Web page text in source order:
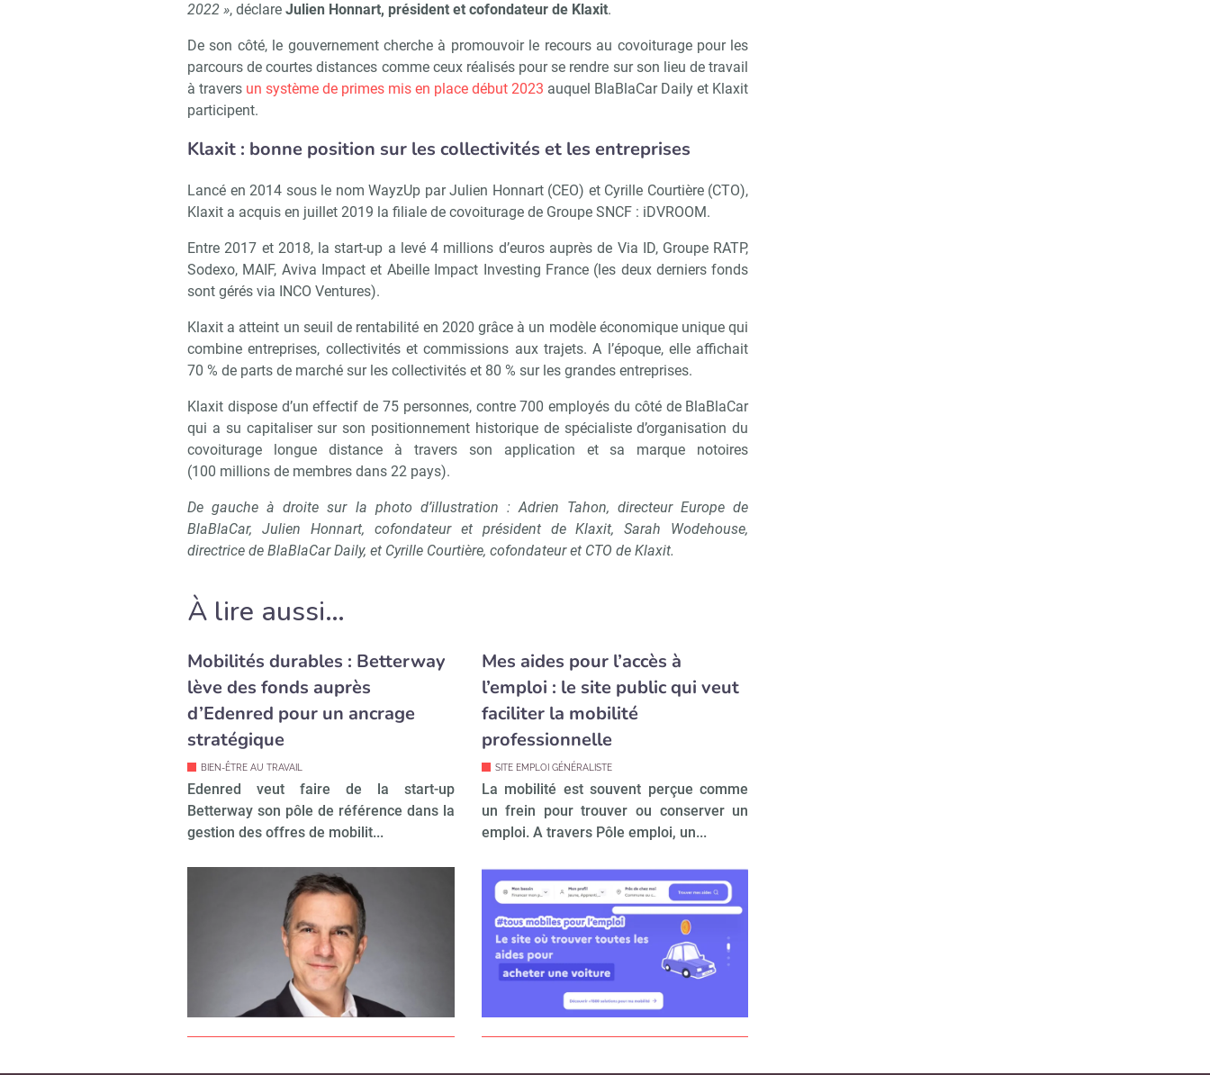
2022 », déclare Julien Honnart, président et cofondateur de Klaxit.
De son côté, le gouvernement cherche à promouvoir le recours au covoiturage pour les
parcours de courtes distances comme ceux réalisés pour se rendre sur son lieu de travail
à travers un système de primes mis en place début 2023 auquel BlaBlaCar Daily et Klaxit
participent.
Klaxit : bonne position sur les collectivités et les entreprises
Lancé en 2014 sous le nom WayzUp par Julien Honnart (CEO) et Cyrille Courtière (CTO),
Klaxit a acquis en juillet 2019 la filiale de covoiturage de Groupe SNCF : iDVROOM.
Entre 2017 et 2018, la start-up a levé 4 millions d’euros auprès de Via ID, Groupe RATP,
Sodexo, MAIF, Aviva Impact et Abeille Impact Investing France (les deux derniers fonds
sont gérés via INCO Ventures).
Klaxit a atteint un seuil de rentabilité en 2020 grâce à un modèle économique unique qui
combine entreprises, collectivités et commissions aux trajets. A l’époque, elle affichait
70 % de parts de marché sur les collectivités et 80 % sur les grandes entreprises.
Klaxit dispose d’un effectif de 75 personnes, contre 700 employés du côté de BlaBlaCar
qui a su capitaliser sur son positionnement historique de spécialiste d’organisation du
covoiturage longue distance à travers son application et sa marque notoires
(100 millions de membres dans 22 pays).
De gauche à droite sur la photo d’illustration : Adrien Tahon, directeur Europe de
BlaBlaCar, Julien Honnart, cofondateur et président de Klaxit, Sarah Wodehouse,
directrice de BlaBlaCar Daily, et Cyrille Courtière, cofondateur et CTO de Klaxit.
À lire aussi…
Mobilités durables : Betterway
lève des fonds auprès
d’Edenred pour un ancrage
stratégique
BIEN-ÊTRE AU TRAVAIL
Edenred veut faire de la start-up
Betterway son pôle de référence dans la
gestion des offres de mobilit...
Mes aides pour l’accès à
l’emploi : le site public qui veut
faciliter la mobilité
professionnelle
SITE EMPLOI GÉNÉRALISTE
La mobilité est souvent perçue comme
un frein pour trouver ou conserver un
emploi. A travers Pôle emploi, un...
Recevoir RH Matin Abonnez-vous à notre newsletter
Non merci, je reçois déjà ! Je déciderai plus tard